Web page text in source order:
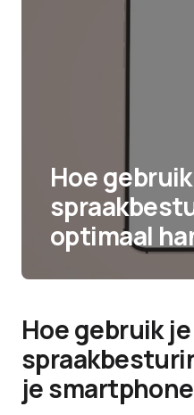
Hoe
optimaal
Hoe gebruik je
je